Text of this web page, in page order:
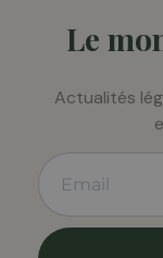
Le
Actualités